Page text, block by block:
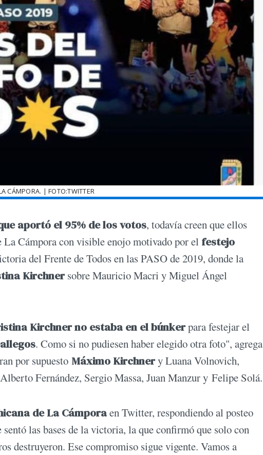
CÁMPORA. | FOTO:TWITTER
aportó el 95% de los votos, todavía creen que ellos
Cámpora con visible enojo motivado por el festejo
del Frente de Todos en las PASO de 2019, donde la
Kirchnersobre Mauricio Macri y Miguel Ángel
Kirchner no estaba en el búnkerpara festejar el
. Como si no pudiesen haber elegido otra foto", agrega
por supuesto Máximo Kirchnery Luana Volnovich,
Fernández, Sergio Massa, Juan Manzur y Felipe Solá.
de La Cámporaen Twitter, respondiendo al posteo
las bases de la victoria, la que confirmó que solo con
destruyeron. Ese compromiso sigue vigente. Vamos a